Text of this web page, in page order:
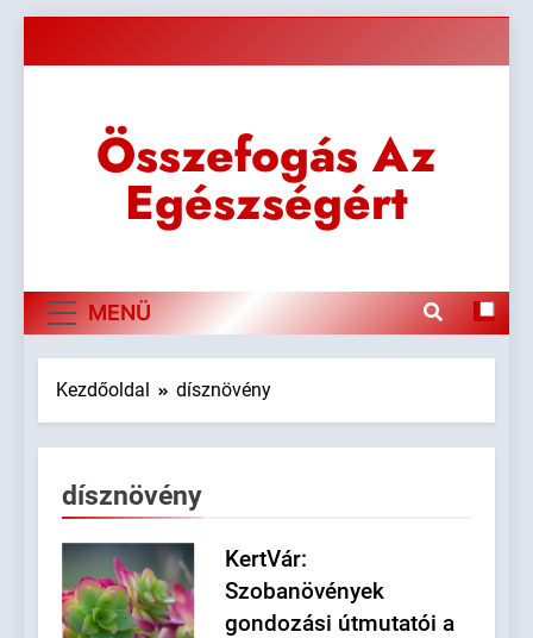
Összefogás Az
Egészségért
MENÜ
Kezdőoldal dísznövény
dísznövény
KertVár:
Szobanövények
gondozási útmutatói a